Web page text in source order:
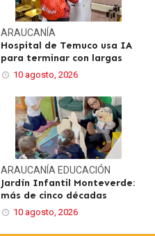
ARAUCANÍA
Hospital de Temuco usa IA
para terminar con largas
10 agosto, 2026
ARAUCANÍA EDUCACIÓN
Jardín Infantil Monteverde:
más de cinco décadas
10 agosto, 2026